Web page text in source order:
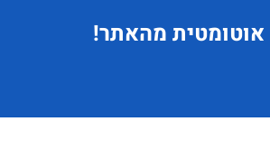
אוטומטית מהאתר!